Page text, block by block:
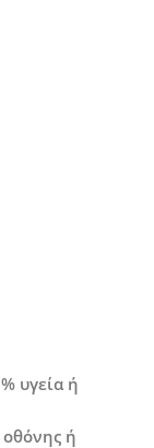
υγεία ή
ή